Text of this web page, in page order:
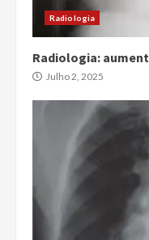
Radiologia
Radiologia:
Julho 2, 2025